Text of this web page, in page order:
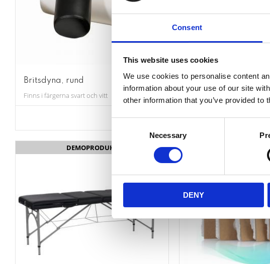
Consent
This website uses cookies
We use cookies to personalise content
information about your use of our site
other information that you’ve provided
Necessary
DENY
Britsdyna, rund
Finns i färgerna svart och vitt
Lägg till i favoriter
Britspappershållare
Hållare för britspapper.
DEMOPRODUKT